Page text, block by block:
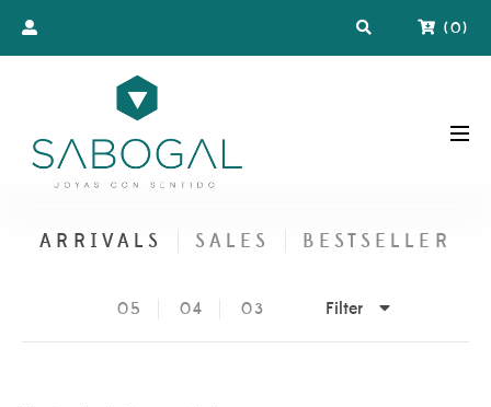
(0)
ARRIVALS SALES BESTSELLER
05 04 03 Filter